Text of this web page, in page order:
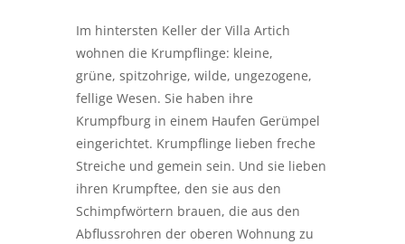
Im hintersten Keller der Villa Artich
wohnen die Krumpflinge: kleine,
grüne, spitzohrige, wilde, ungezogene,
fellige Wesen. Sie haben ihre
Krumpfburg in einem Haufen Gerümpel
eingerichtet. Krumpflinge lieben freche
Streiche und gemein sein. Und sie lieben
ihren Krumpftee, den sie aus den
Schimpfwörtern brauen, die aus den
Abflussrohren der oberen Wohnung zu